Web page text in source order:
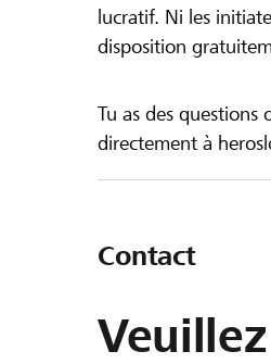
lucratif. Ni les
disposition
Tu as des questions
directement à
Contact